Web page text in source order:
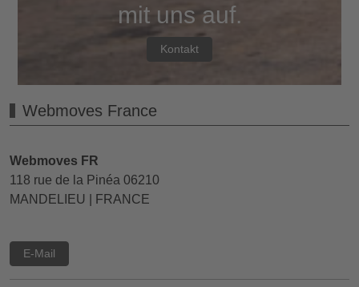
mit uns auf.
Kontakt
Webmoves France
Webmoves FR
118 rue de la Pinéa 06210
MANDELIEU | FRANCE
E-Mail